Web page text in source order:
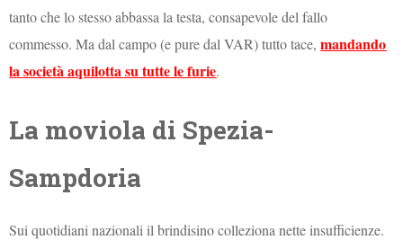
tanto che lo stesso abbassa la testa, consapevole del fallo
commesso. Ma dal campo (e pure dal VAR) tutto tace,mandando
la società aquilotta su tutte le furie.
La moviola di Spezia-
Sampdoria
Sui quotidiani nazionali il brindisino colleziona nette insufficienze.